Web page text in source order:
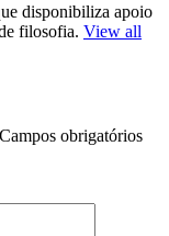
disponibiliza apoio
filosofia. View all
Campos obrigatórios